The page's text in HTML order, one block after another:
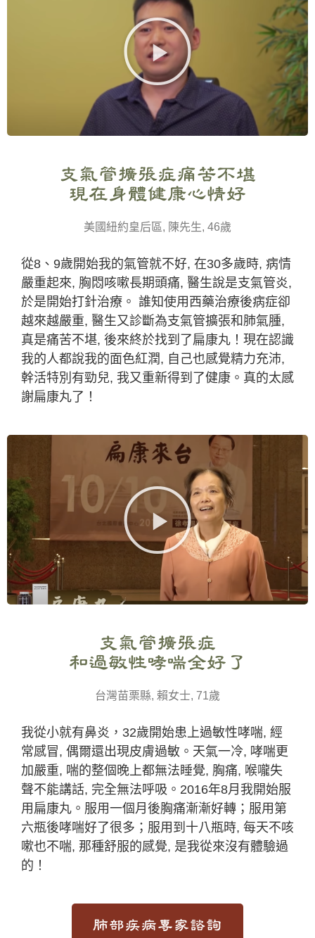
支氣管擴張症痛苦不堪
現在身體健康心情好
美國紐約皇后區, 陳先生, 46歲
從8、9歲開始我的氣管就不好, 在30多歲時, 病情
嚴重起來, 胸悶咳嗽長期頭痛, 醫生說是支氣管炎,
於是開始打針治療。 誰知使用西藥治療後病症卻
越來越嚴重, 醫生又診斷為支氣管擴張和肺氣腫,
真是痛苦不堪, 後來終於找到了扁康丸！現在認識
我的人都說我的面色紅潤, 自己也感覺精力充沛,
幹活特別有勁兒, 我又重新得到了健康。真的太感
謝扁康丸了！
支氣管擴張症
和過敏性哮喘全好了
台灣苗栗縣, 賴女士, 71歲
我從小就有鼻炎，32歲開始患上過敏性哮喘, 經
常感冒, 偶爾還出現皮膚過敏。天氣一冷, 哮喘更
加嚴重, 喘的整個晚上都無法睡覺, 胸痛, 喉嚨失
聲不能講話, 完全無法呼吸。2016年8月我開始服
用扁康丸。服用一個月後胸痛漸漸好轉；服用第
六瓶後哮喘好了很多；服用到十八瓶時, 每天不咳
嗽也不喘, 那種舒服的感覺, 是我從來沒有體驗過
的！
肺部疾病專家諮詢